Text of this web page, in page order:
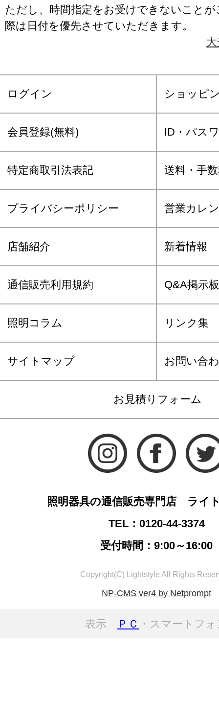
ただし、時間指定をお受けできないこと
際は日付を優先させていただきます。
ログイン ショッピ
会員登録(無料) ID・パス
特定商取引法表記 送料・手
プライバシーポリシー 営業カレ
店舗紹介 新着情報
通信販売利用規約 Q&A掲示板
照明コラム リンク集
サイトマップ お問い合
お見積りフォーム
照明器具の通信販売専門店 ライ
TEL：0120-44-3374
受付時間：9:00～16:00
Copyright(C) Lightstyle All Rights
NP-CMS ver4 by Netprompt
表示 ＰＣ ・スマートフ